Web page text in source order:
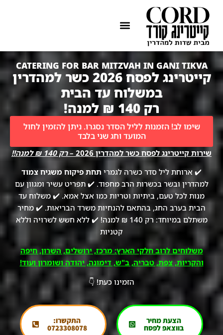
CATERING FOR BAR MITZVAH IN GANI TIKVA
קייטרינג לפסח 2026 כשר למהדרין
במשלוח עד הבית
רק 140 ₪ למנה!
שימו לב! הזמנות לליל הסדר נסגרו. ניתן להזמין לחול
המועד וחג שני בלבד
שירות קייטרינג לפסח כשר למהדרין 2026 –
רק 140 ₪ למנה!!
✔️ ארוחת ליל סדר כשרה לגמרי תחת פיקוח משגיח צמוד
למהדרין ובשר בכשרות הרב מחפוד. ✔️ תפריט עשיר ומגוון עם
מנות לכל טעם, ביתיות וטריות כמו אצל אמא. ✔️ משלוח עד
הבית בערב החג, בהתאם להנחיות משרד הבריאות. ✔️ מחיר
משתלם במיוחד: רק 140 ₪ למנה! ✔️ ללא חשש לשרויה וללא
קטניות
משלוחים לרוב חלקי הארץ: מרכז, ירושלים, השרון, חיפה
והקריות, צפת, טבריה, ב"ש, דימונה, יהודה ושומרון ועוד!
הזמינו כעת! 👇
הצעת מחיר
בווצאפ לפסח
התקשרו:
0723308078